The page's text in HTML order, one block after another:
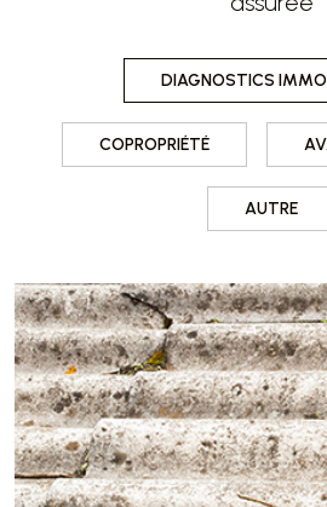
DIAGNOSTICS
COPROPRIÉTÉ
AUTRE